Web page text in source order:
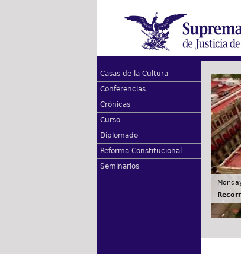
Casas de la Cultura
Conferencias
Crónicas
Curso
Diplomado
Reforma Constitucional
Seminarios